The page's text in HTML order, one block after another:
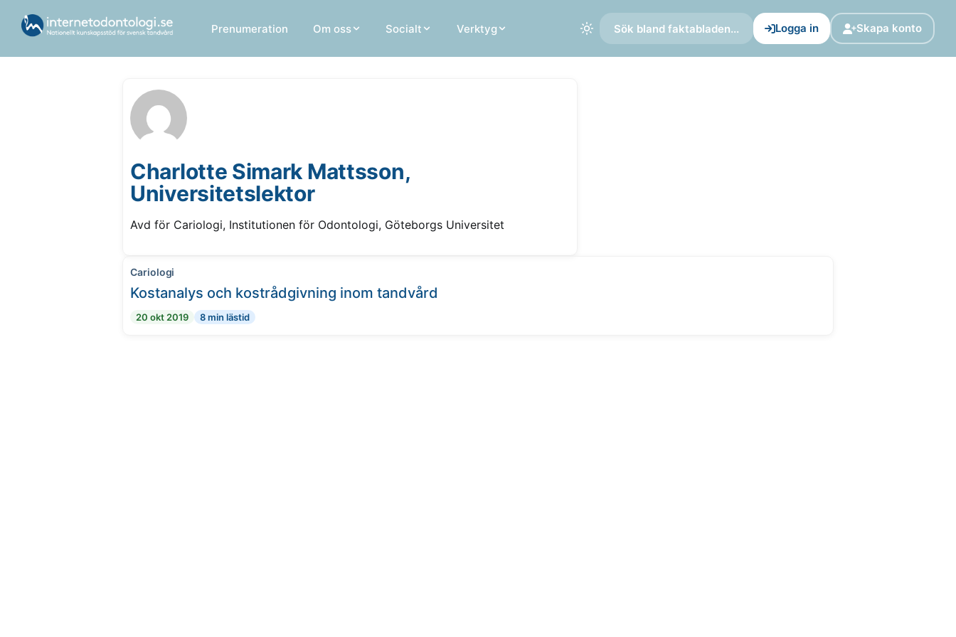
Prenumeration Om oss Socialt Verktyg Sök bland faktabladen... Logga in Skapa konto
Charlotte Simark Mattsson,
Universitetslektor
Avd för Cariologi, Institutionen för Odontologi, Göteborgs Universitet
Cariologi
Kostanalys och kostrådgivning inom tandvård
20 okt 2019 8 min lästid